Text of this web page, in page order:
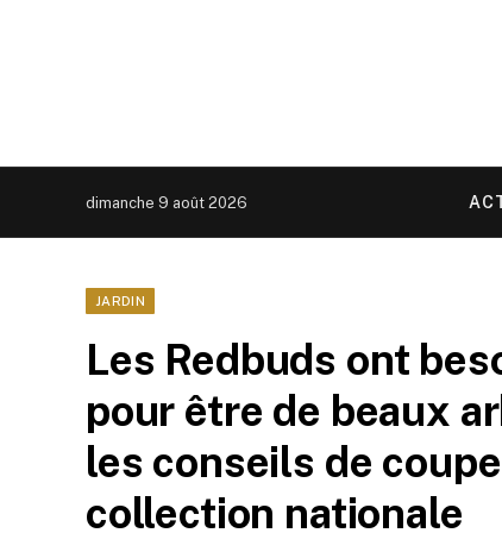
dimanche 9 août 2026
JARDIN
Les Redbuds ont
pour être de beaux
les conseils de
collection nationale